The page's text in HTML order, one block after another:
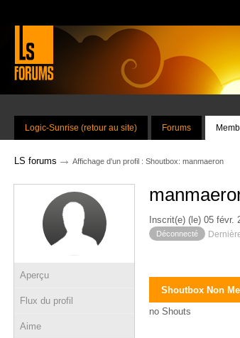
Logic-Sunrise (retour au site) Forums
LS forums → Affichage d'un profil : Shoutbox: manmaeron
Aperçu
Flux du profil
Aime
Inscrit(e) (le) 05 févr.
Déconnecté
Shoutbox Non
no Shouts